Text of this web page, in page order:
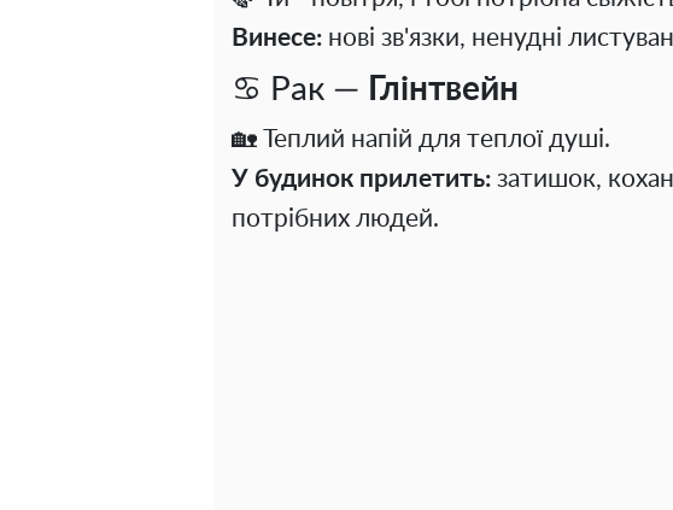
Винесе: нові зв'язки, ненудні
♋ Рак — Глінтвейн
🏡 Теплий напій для теплої душі.
У будинок прилетить: затишок,
потрібних людей.